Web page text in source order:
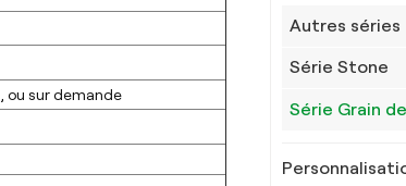
ou sur demande
Autres séries
Série Stone
Série Grain